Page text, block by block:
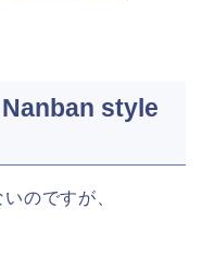
style
のですが、